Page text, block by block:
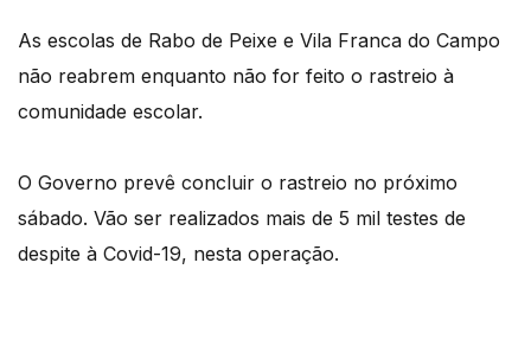
As escolas de Rabo de Peixe e Vila Franca do Campo
não reabrem enquanto não for feito o rastreio à
comunidade escolar.
O Governo prevê concluir o rastreio no próximo
sábado. Vão ser realizados mais de 5 mil testes de
despite à Covid-19, nesta operação.